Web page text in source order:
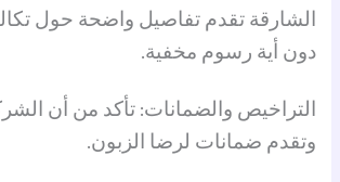
الشارقة تقدم تفاصيل واضحة حول
دون أية رسوم مخفية.
التراخيص والضمانات: تأكد من أن
وتقدم ضمانات لرضا الزبون.